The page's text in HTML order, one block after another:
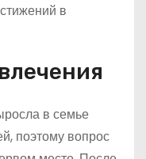
в
в семье
поэтому вопрос